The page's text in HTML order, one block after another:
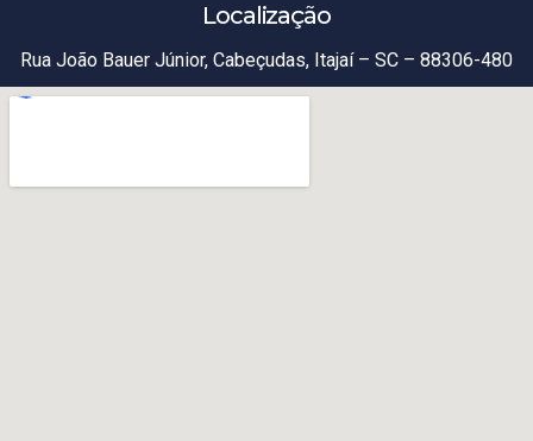
Localização
Rua João Bauer Júnior, Cabeçudas, Itajaí – SC – 88306-480